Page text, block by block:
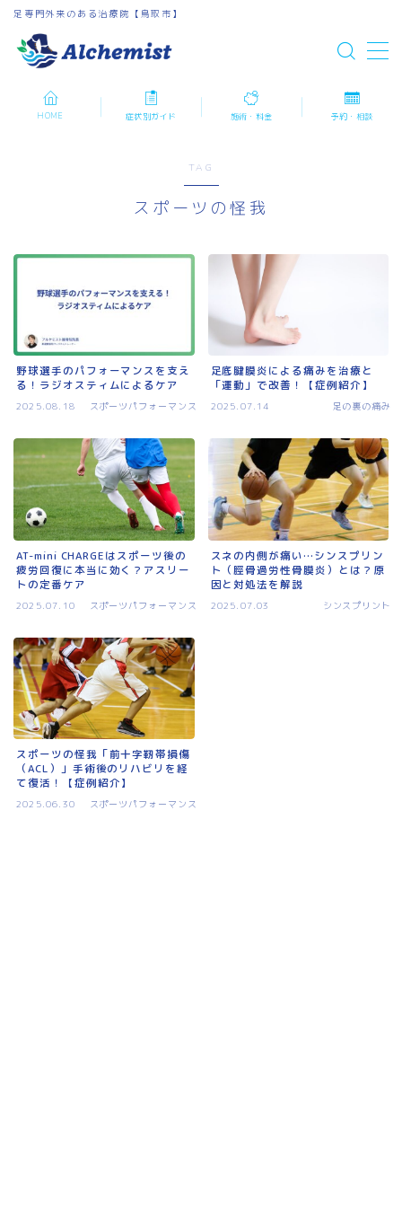
足専門外来のある治療院【鳥取市】
MENU
ホーム
HOME 症状別ガイド 施術・料金 予約・相談
TAG
スポーツの怪我
野球選手のパフォーマンスを支え
る！ラジオスティムによるケア
2025.08.18 スポーツパフォーマンス
足底腱膜炎による痛みを治療と
「運動」で改善！【症例紹介】
2025.07.14 足の裏の痛み
AT-mini CHARGEはスポーツ後の
疲労回復に本当に効く？アスリー
トの定番ケア
2025.07.10 スポーツパフォーマンス
スネの内側が痛い…シンスプリン
ト（脛骨過労性骨膜炎）とは？原
因と対処法を解説
2025.07.03 シンスプリント
スポーツの怪我「前十字靭帯損傷
（ACL）」手術後のリハビリを経
て復活！【症例紹介】
2025.06.30 スポーツパフォーマンス